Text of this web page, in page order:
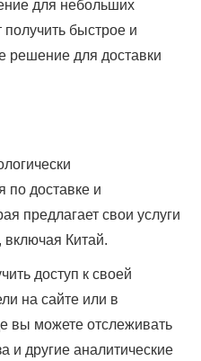
для небольших
быстрое и
решение для доставки
по доставке и
предлагает свои услуги
Китай.
доступ к своей
на сайте или в
вы можете отслеживать
и другие аналитические